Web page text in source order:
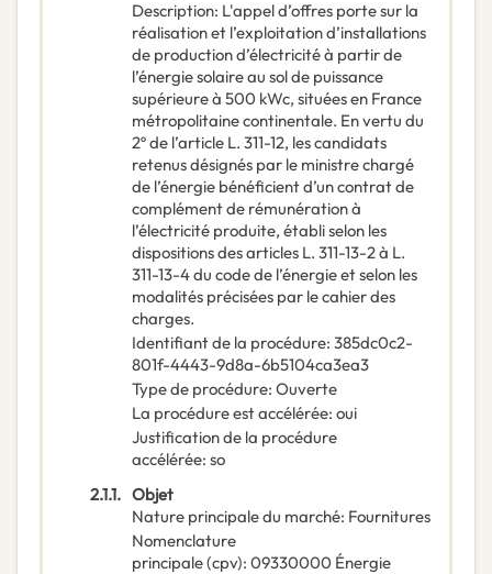
Description: L'appel d’offres porte sur la
réalisation et l’exploitation d’installations
de production d’électricité à partir de
l’énergie solaire au sol de puissance
supérieure à 500 kWc, situées en France
métropolitaine continentale. En vertu du
2º de l’article L. 311-12, les candidats
retenus désignés par le ministre chargé
de l’énergie bénéficient d’un contrat de
complément de rémunération à
l’électricité produite, établi selon les
dispositions des articles L. 311-13-2 à L.
311-13-4 du code de l’énergie et selon les
modalités précisées par le cahier des
charges.
Identifiant de la procédure: 385dc0c2-
801f-4443-9d8a-6b5104ca3ea3
Type de procédure: Ouverte
La procédure est accélérée: oui
Justification de la procédure
accélérée: so
2.1.1. Objet
Nature principale du marché: Fournitures
Nomenclature
principale(cpv): 09330000 Énergie